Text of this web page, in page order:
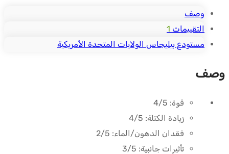
وصف
التقييمات 1
مستودع بيليجاس الولايات المتحدة الأمريكية
وصف
قوة: 4/5
زيادة الكتلة: 4/5
فقدان الدهون/الماء: 2/5
تأثيرات جانبية: 3/5